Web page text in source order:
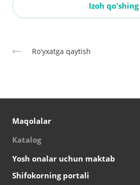
Izoh qo'shing
Roʻyxatga qaytish
Maqolalar
Katalog
Yosh onalar uchun maktab
Shifokorning portali